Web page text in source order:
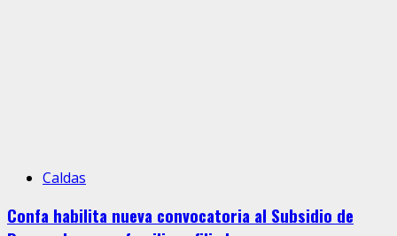
Caldas
Confa habilita nueva convocatoria al Subsidio de